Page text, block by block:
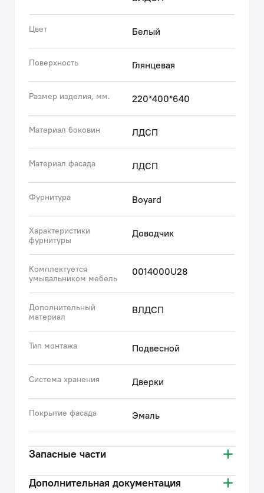
Цвет Белый
Поверхность Глянцевая
Размер изделия, мм. 220*400*640
Материал боковин ЛДСП
Материал фасада ЛДСП
Фурнитура Boyard
Характеристики
фурнитуры
Доводчик
Комплектуется
умывальником мебель
0014000U28
Дополнительный
материал
ВЛДСП
Тип монтажа Подвесной
Система хранения Дверки
Покрытие фасада Эмаль
Запасные части
Дополнительная документация